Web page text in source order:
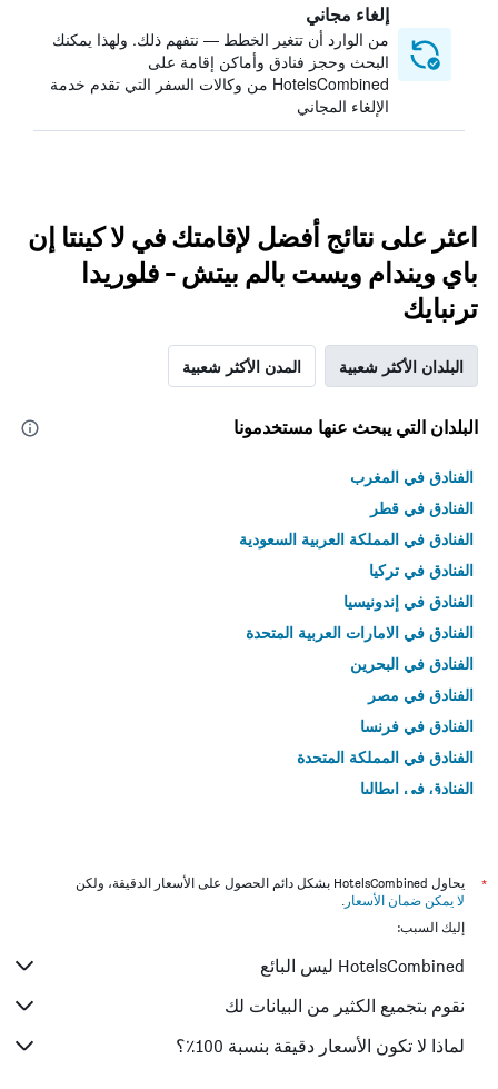
إلغاء مجاني
من الوارد أن تتغير الخطط — نتفهم ذلك. ولهذا يمكنك
البحث وحجز فنادق وأماكن إقامة على
HotelsCombined من وكالات السفر التي تقدم خدمة
الإلغاء المجاني
اعثر على نتائج أفضل لإقامتك في لا كينتا إن
باي ويندام ويست بالم بيتش - فلوريدا
ترنبايك
البلدان الأكثر شعبية المدن الأكثر شعبية
البلدان التي يبحث عنها مستخدمونا
الفنادق في المغرب
الفنادق في قطر
الفنادق في المملكة العربية السعودية
الفنادق في تركيا
الفنادق في إندونيسيا
الفنادق في الامارات العربية المتحدة
الفنادق في البحرين
الفنادق في مصر
الفنادق في فرنسا
الفنادق في المملكة المتحدة
الفنادق في إيطاليا
*
يحاول HotelsCombined بشكل دائم الحصول على الأسعار الدقيقة، ولكن
لا يمكن ضمان الأسعار .
إليك السبب:
HotelsCombined ليس البائع
نقوم بتجميع الكثير من البيانات لك
لماذا لا تكون الأسعار دقيقة بنسبة 100٪؟